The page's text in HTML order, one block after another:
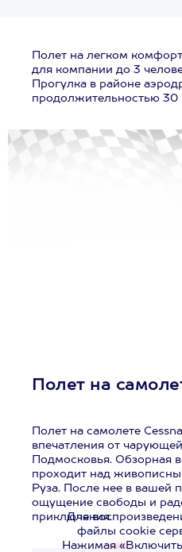
Полет на легком
для компании до 3
Прогулка в районе
продолжительностью 30
Полет на
Полет на самолете
впечатления от
Подмосковья. Обзорная
проходит над
Руза. После нее в вашей
ощущение свободы и
приключения.
Для
файлы cookie
Нажимая